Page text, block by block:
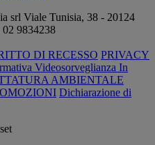
srl ​​Viale Tunisia, 38 - 20124
9834238
DI RECESSO PRIVACY
Videosorveglianza In
AMBIENTALE
Dichiarazione di